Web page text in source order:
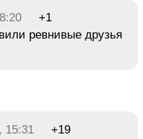
+1
ревнивые друзья
15:31
+19